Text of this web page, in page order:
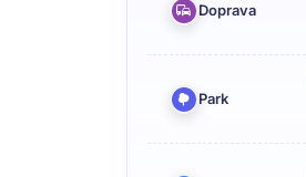
Doprava
Park